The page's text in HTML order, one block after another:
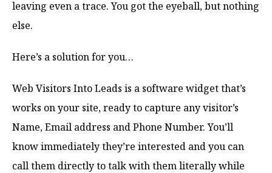
leaving even a trace. You got the eyeball, but nothing
else.
Here’s a solution for you…
Web Visitors Into Leads is a software widget that’s
works on your site, ready to capture any visitor’s
Name, Email address and Phone Number. You’ll
know immediately they’re interested and you can
call them directly to talk with them literally while